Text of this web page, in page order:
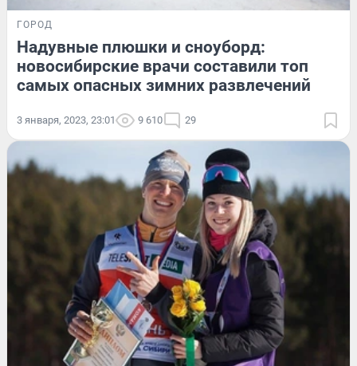
ГОРОД
Надувные плюшки и сноуборд:
новосибирские врачи составили топ
самых опасных зимних развлечений
3 января, 2023, 23:01 9 610 29